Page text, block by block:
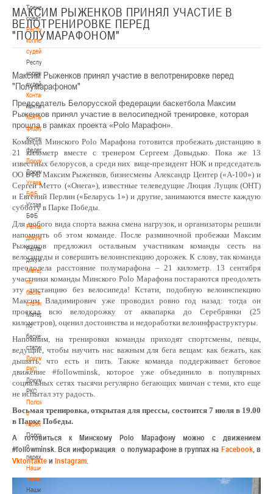
Тренерский
совет
Республиканская
коллегия
судей
Республиканская
коллегия
судей
Контакты
Контакты
Контакты
федерации
Контакты
федерации
Документы
Документы
Устав
БФБ
Устав
БФБ
Регламентирующие
документы
Регламентирующие
документы
Материалы
по
баскетбольной
статистике
Материалы
по
баскетбольной
статистике
Документы
РКС
Документы
РКС
Положение
о
переходах
Положение
о
переходах
Наши
чемпионы
Наши
МАКСИМ РЫЖЕНКОВ ПРИНЯЛ УЧАСТИЕ В
ВЕЛОТРЕНИРОВКЕ ПЕРЕД
"ПОЛУМАРАФОНОМ"
Максим Рыженков принял участие в велотренировке перед
"Полумарафоном"
Председатель Белорусской федерации баскетбола Максим
Рыженков принял участие в велосипедной тренировке, которая
прошла в рамках проекта «Polo Марафон».
Команда Минского Polo Марафона готовится пробежать дистанцию в
21 километр вместе с тренером Сергеем Довыдько. Пока же 13
известных белорусов, а среди них вице-президент НОК и председатель
ОО БФБ Максим Рыженков, бизнесмены Александр Центер («А-100») и
Сергей Метто («Онега»), известные телеведущие Люция Лущик (ОНТ)
и Евгений Перлин («Беларусь 1») и другие, занимаются вместе каждую
субботу в Парке Победы.
Для любого вида спорта важна смена нагрузок, и организаторы решили
напомнить об этом команде. После разминочной пробежки Максим
Рыженков предложил остальным участникам команды сесть на
велосипеды и совершить велоинспекцию дорожек. К слову, так команда
преодолела расстояние полумарафона – 21 километр. 13 сентября
участники команды Минского Polo Марафона постараются преодолеть
эту дистанцию без велосипеда! Кстати, подобную велоинспекцию
Максим Владимирович уже проводил ровно год назад: тогда он
проехал всю велодорожку от аквапарка до Серебрянки (25
километров), оценил достоинства и недоработки велоинфраструктуры.
Напомним, на тренировки команды приходят спортсмены, певцы,
ведущие, чтобы научить нас важным для бега вещам: как бежать, как
дышать, что есть и пить.
Также команда поддерживает беговое
движение #followminsk, которое уже объединило в популярных
социальных сетях тысячи регулярно бегающих минчан с теми, кто еще
не испытал эту радость.
Восьмая тренировка, открытая для прессы, состоится 7 июля в 19.00
в Парке Победы.
А готовиться к Минскому Polo Марафону можно с движением
#followminsk. Вся информация о полумарафоне в группах на Facebook, в
Vktontakte и Instagram